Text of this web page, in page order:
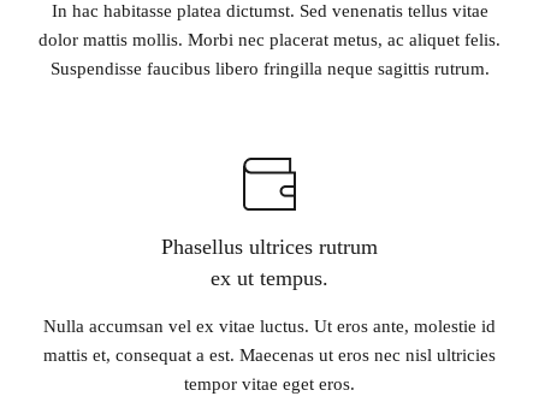
In hac habitasse platea dictumst. Sed venenatis tellus vitae
dolor mattis mollis. Morbi nec placerat metus, ac aliquet felis.
Suspendisse faucibus libero fringilla neque sagittis rutrum.
Phasellus ultrices rutrum
ex ut tempus.
Nulla accumsan vel ex vitae luctus. Ut eros ante, molestie id
mattis et, consequat a est. Maecenas ut eros nec nisl ultricies
tempor vitae eget eros.